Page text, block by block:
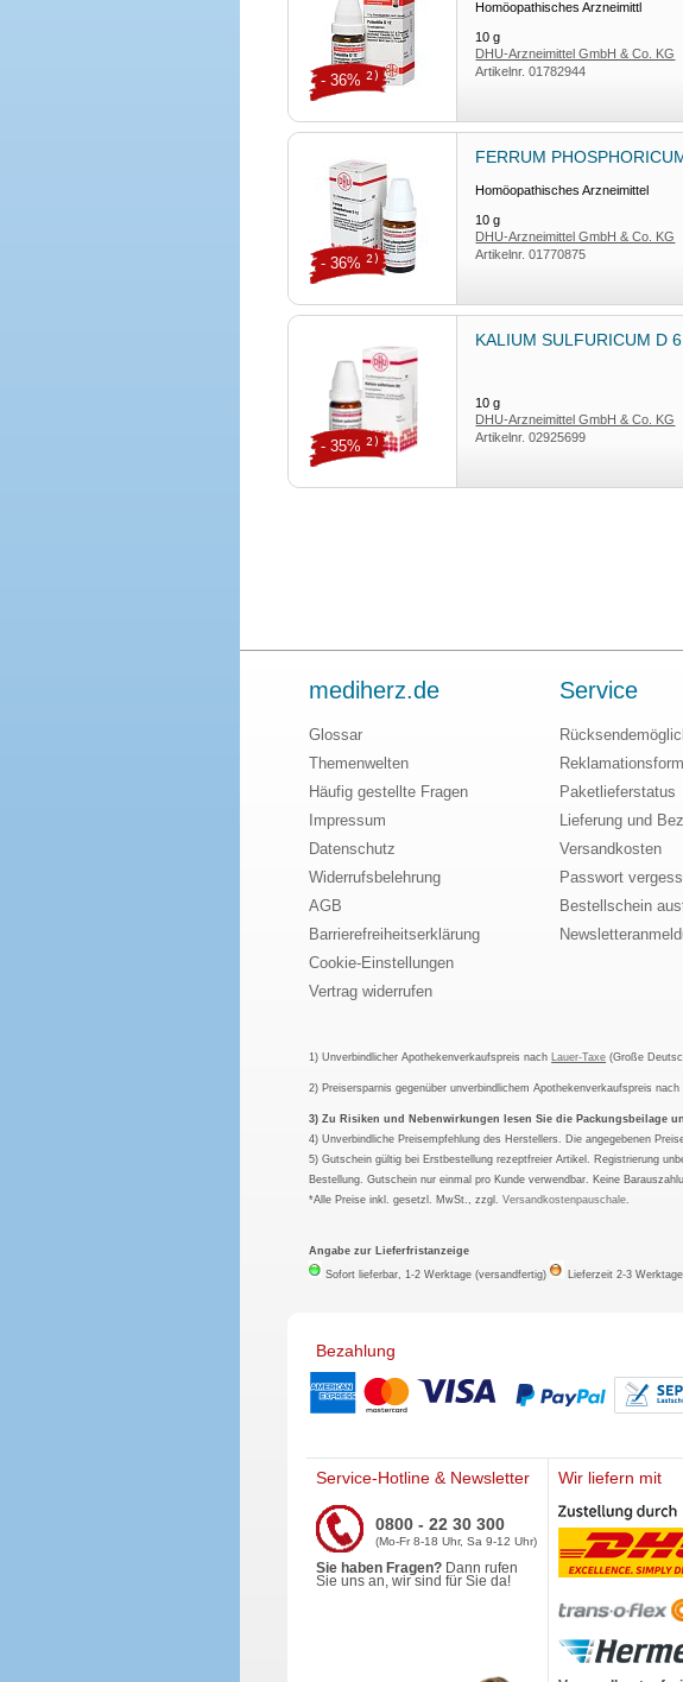
Homöopathisches Arzneimittl
10g
DHU-Arzneimittel GmbH & Co. KG
Artikelnr.01782944
- 36% 2)
FERRUM
Homöopathisches Arzneimittel
10g
DHU-Arzneimittel GmbH & Co. KG
Artikelnr.01770875
- 36% 2)
KALIUM SULFURICUM D
10g
DHU-Arzneimittel GmbH & Co. KG
Artikelnr.02925699
- 35% 2)
mediherz.de
Glossar
Themenwelten
Häufig gestellte Fragen
Impressum
Datenschutz
Widerrufsbelehrung
AGB
Barrierefreiheitserklärung
Cookie-Einstellungen
Vertrag widerrufen
Service
Paketlieferstatus
Lieferung und
Versandkosten
Passwort
Bestellschein
1) Unverbindlicher Apothekenverkaufspreis nach Lauer-Taxe (Große
2) Preisersparnis gegenüber unverbindlichem Apothekenverkaufspreis nach
3) Zu Risiken und Nebenwirkungen lesen Sie die Packungsbeilage
4) Unverbindliche Preisempfehlung des Herstellers. Die angegebenen
5) Gutschein gültig bei Erstbestellung rezeptfreier Artikel. Registrierung
Bestellung. Gutschein nur einmal pro Kunde verwendbar. Keine
*Alle Preise inkl. gesetzl. MwSt., zzgl.Versandkostenpauschale.
Angabe zur Lieferfristanzeige
Sofort lieferbar, 1-2 Werktage (versandfertig)
Lieferzeit 2-3
Bezahlung
Service-Hotline & Newsletter
0800 - 22 30 300
(Mo-Fr 8-18 Uhr, Sa 9-12 Uhr)
Sie haben Fragen? Dann rufen
Sie uns an, wir sind für Sie da!
Wir liefern mit